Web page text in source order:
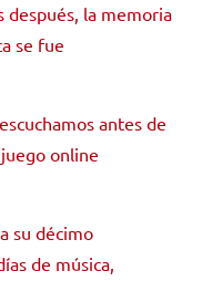
después, la memoria
se fue
antes de
online
su décimo
de música,